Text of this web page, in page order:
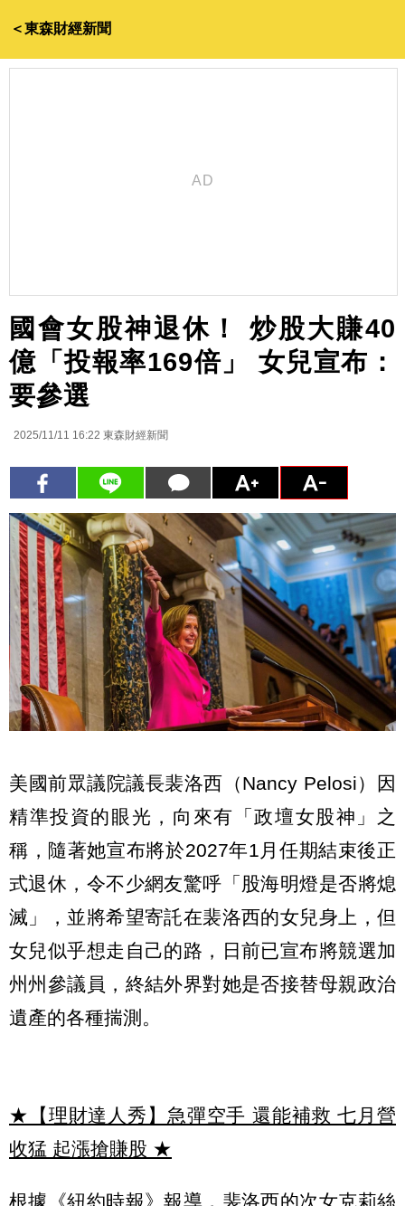
＜東森財經新聞
國會女股神退休！ 炒股大賺40
億「投報率169倍」 女兒宣布：
要參選
2025/11/11 16:22 東森財經新聞
美國前眾議院議長裴洛西（Nancy Pelosi）因
精準投資的眼光，向來有「政壇女股神」之
稱，隨著她宣布將於2027年1月任期結束後正
式退休，令不少網友驚呼「股海明燈是否將熄
滅」，並將希望寄託在裴洛西的女兒身上，但
女兒似乎想走自己的路，日前已宣布將競選加
州州參議員，終結外界對她是否接替母親政治
遺產的各種揣測。
★【理財達人秀】急彈空手 還能補救 七月營
收猛 起漲搶賺股 ★
根據《紐約時報》報導，裴洛西的次女克莉絲